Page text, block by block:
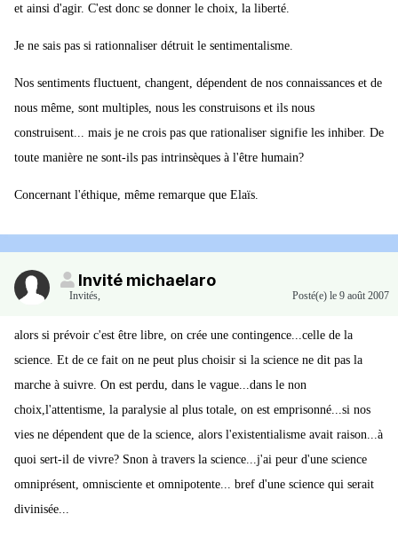
et ainsi d'agir. C'est donc se donner le choix, la liberté.
Je ne sais pas si rationnaliser détruit le sentimentalisme.
Nos sentiments fluctuent, changent, dépendent de nos connaissances et de
nous même, sont multiples, nous les construisons et ils nous
construisent... mais je ne crois pas que rationaliser signifie les inhiber. De
toute manière ne sont-ils pas intrinsèques à l'être humain?
Concernant l'éthique, même remarque que Elaïs.
Invité michaelaro
Invités, Posté(e) le 9 août 2007
alors si prévoir c'est être libre, on crée une contingence...celle de la
science. Et de ce fait on ne peut plus choisir si la science ne dit pas la
marche à suivre. On est perdu, dans le vague...dans le non
choix,l'attentisme, la paralysie al plus totale, on est emprisonné...si nos
vies ne dépendent que de la science, alors l'existentialisme avait raison...à
quoi sert-il de vivre? Snon à travers la science...j'ai peur d'une science
omniprésent, omnisciente et omnipotente... bref d'une science qui serait
divinisée...